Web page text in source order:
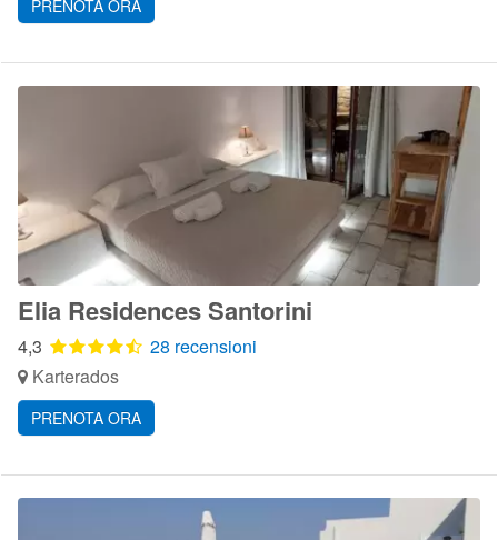
PRENOTA ORA
Elia Residences Santorini
4,3
28 recensioni
Karterados
PRENOTA ORA